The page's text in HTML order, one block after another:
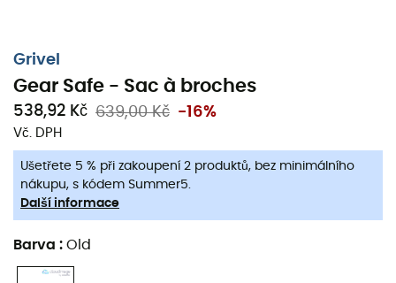
Grivel
Gear Safe - Sac à broches
538,92 Kč 639,00 Kč -16%
Vč. DPH
Ušetřete 5 % při zakoupení 2 produktů, bez minimálního
nákupu, s kódem Summer5.
Další informace
Barva : Old